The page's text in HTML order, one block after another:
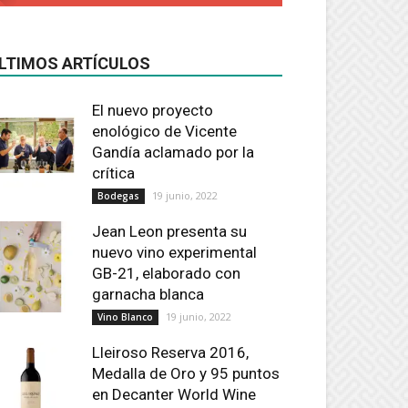
ARTÍCULOS
El nuevo proyecto
enológico de Vicente
Gandía aclamado por la
crítica
Bodegas 19 junio, 2022
Jean Leon presenta su
nuevo vino experimental
GB-21, elaborado con
garnacha blanca
Vino Blanco 19 junio, 2022
Lleiroso Reserva 2016,
Medalla de Oro y 95 puntos
en Decanter World Wine